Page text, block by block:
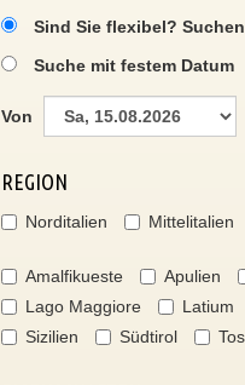
Sind Sie flexibel?
Suche mit festem Datum
Von
REGION
Norditalien Mittelitalien
Amalfikueste Apulien
Lago Maggiore
Latium
Sizilien
Südtirol